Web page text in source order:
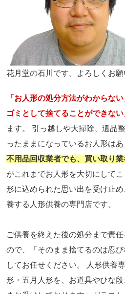
花月堂の石川です。よろしくお願
「お人形の処分方法がわからな
ゴミとして捨てることができない
ます。 引っ越しや大掃除、遺品
ったままになっているお人形はあ
不用品回収業者でも、買い取り業
がこれまでお人形を大切にして
形に込められた思い出を受け止
養する人形供養の専門店です。
ご供養を終えた後の処分まで責
ので、「そのまま捨てるのは忍
してお任せください。 人形供養
形・五月人形を、お道具やひな